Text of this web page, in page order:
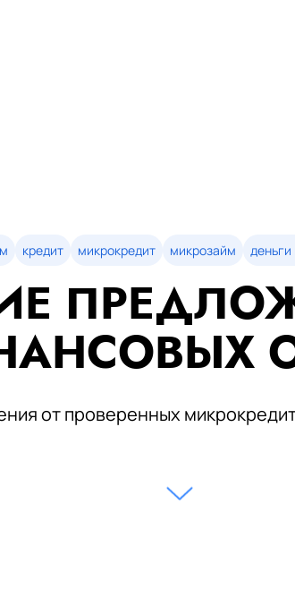
кредит микрокредит микрозайм деньги
от проверенных